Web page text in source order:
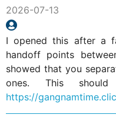
2026-07-13
I opened this after a
handoff points
showed that you
ones. This
https://